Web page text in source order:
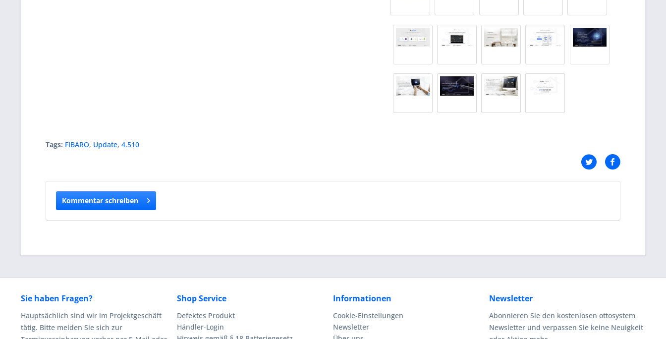
Tags: FIBARO, Update, 4.510
Kommentar schreiben
Sie haben Fragen?
Hauptsächlich sind wir im Projektgeschäft
tätig. Bitte melden Sie sich zur
Shop Service
Defektes Produkt
Händler-Login
Informationen
Cookie-Einstellungen
Newsletter
Newsletter
Abonnieren Sie den kostenlosen ottosystem
Newsletter und verpassen Sie keine Neuigkeit